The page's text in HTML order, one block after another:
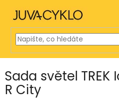
obsah
Sada světel TREK
R City